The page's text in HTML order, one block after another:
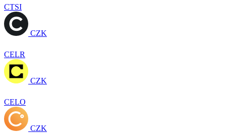
CTSI
CZK
CELR
CZK
CELO
CZK